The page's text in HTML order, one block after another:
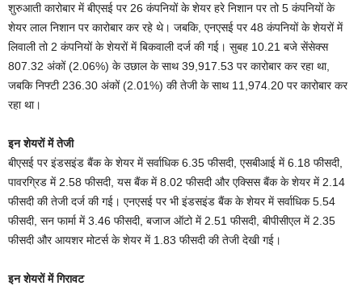
शुरुआती कारोबार में बीएसई पर 26 कंपनियों के शेयर हरे निशान पर तो 5 कंपनियों के
शेयर लाल निशान पर कारोबार कर रहे थे। जबकि, एनएसई पर 48 कंपनियों के शेयरों में
लिवाली तो 2 कंपनियों के शेयरों में बिकवाली दर्ज की गई। सुबह 10.21 बजे सेंसेक्स
807.32 अंकों (2.06%) के उछाल के साथ 39,917.53 पर कारोबार कर रहा था,
जबकि निफ्टी 236.30 अंकों (2.01%) की तेजी के साथ 11,974.20 पर कारोबार कर
रहा था।
इन शेयरों में तेजी
बीएसई पर इंडसइंड बैंक के शेयर में सर्वाधिक 6.35 फीसदी, एसबीआई में 6.18 फीसदी,
पावरग्रिड में 2.58 फीसदी, यस बैंक में 8.02 फीसदी और एक्सिस बैंक के शेयर में 2.14
फीसदी की तेजी दर्ज की गई। एनएसई पर भी इंडसइंड बैंक के शेयर में सर्वाधिक 5.54
फीसदी, सन फार्मा में 3.46 फीसदी, बजाज ऑटो में 2.51 फीसदी, बीपीसीएल में 2.35
फीसदी और आयशर मोटर्स के शेयर में 1.83 फीसदी की तेजी देखी गई।
इन शेयरों में गिरावट